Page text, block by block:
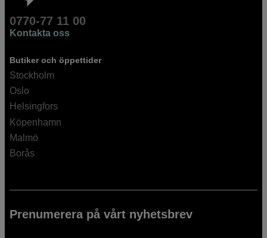
0770-77 11 00
Kontakta oss
Butiker och öppettider
Stockholm
Oslo
Helsingfors
Köpenhamn
Malmö
Borås
Prenumerera på vårt nyhetsbrev